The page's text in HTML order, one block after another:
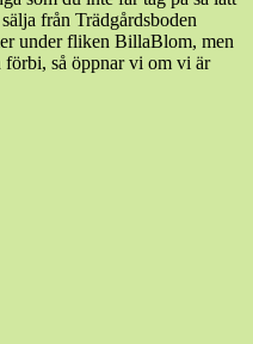
från Trädgårdsboden
under fliken BillaBlom, men
förbi, så öppnar vi om vi är